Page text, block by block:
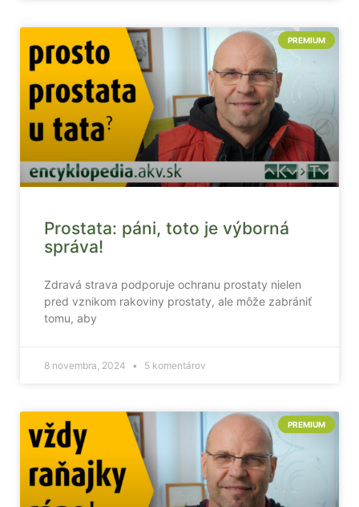
PREMIUM
Prostata: páni, toto je výborná
správa!
Zdravá strava podporuje ochranu prostaty nielen
pred vznikom rakoviny prostaty, ale môže zabrániť
tomu, aby
8 novembra, 2024 5 komentárov
PREMIUM